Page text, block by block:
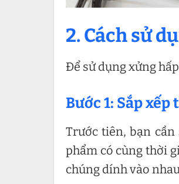
2. Cách sử
Để sử dụng xửng
Bước 1: Sắp
Trước tiên, bạn cần
phẩm có cùng thời
chúng dính vào